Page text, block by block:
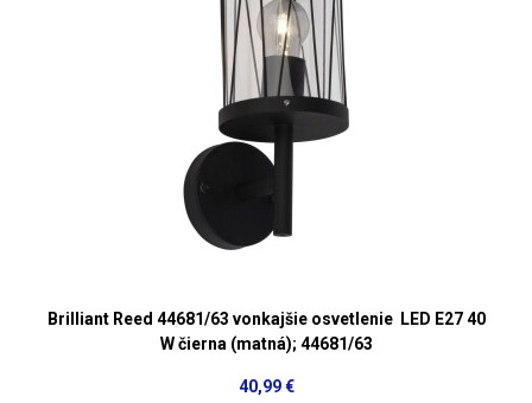
Brilliant Reed 44681/63 vonkajšie osvetlenie LED E27 40
W čierna (matná); 44681/63
40,99 €